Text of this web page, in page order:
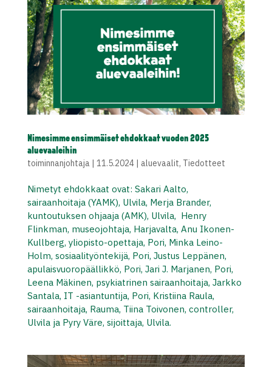
Nimesimme ensimmäiset ehdokkaat vuoden 2025
aluevaaleihin
toiminnanjohtaja| 11.5.2024| aluevaalit, Tiedotteet
Nimetyt ehdokkaat ovat: Sakari Aalto,
sairaanhoitaja (YAMK), Ulvila, Merja Brander,
kuntoutuksen ohjaaja (AMK), Ulvila, Henry
Flinkman, museojohtaja, Harjavalta, Anu Ikonen-
Kullberg, yliopisto-opettaja, Pori, Minka Leino-
Holm, sosiaalityöntekijä, Pori, Justus Leppänen,
apulaisvuoropäällikkö, Pori, Jari J. Marjanen, Pori,
Leena Mäkinen, psykiatrinen sairaanhoitaja, Jarkko
Santala, IT -asiantuntija, Pori, Kristiina Raula,
sairaanhoitaja, Rauma, Tiina Toivonen, controller,
Ulvila ja Pyry Väre, sijoittaja, Ulvila.